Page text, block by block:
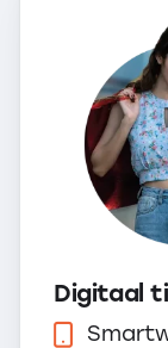
Digitaal